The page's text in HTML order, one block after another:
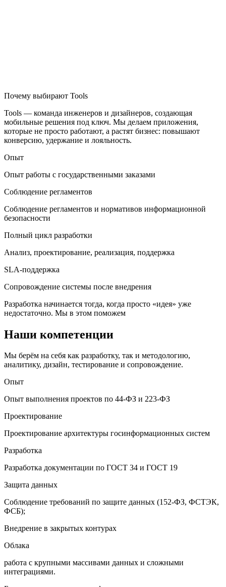
Почему выбирают Tools
Tools — команда инженеров и дизайнеров, создающая
мобильные решения под ключ. Мы делаем приложения,
которые не просто работают, а растят бизнес: повышают
конверсию, удержание и лояльность.
Опыт
Опыт работы с государственными заказами
Соблюдение регламентов
Соблюдение регламентов и нормативов информационной
безопасности
Полный цикл разработки
Анализ, проектирование, реализация, поддержка
SLA-поддержка
Сопровождение системы после внедрения
Разработка начинается тогда, когда просто «идея» уже
недостаточно. Мы в этом поможем
Наши компетенции
Мы берём на себя как разработку, так и методологию,
аналитику, дизайн, тестирование и сопровождение.
Опыт
Опыт выполнения проектов по 44-ФЗ и 223-ФЗ
Проектирование
Проектирование архитектуры госинформационных систем
Разработка
Разработка документации по ГОСТ 34 и ГОСТ 19
Защита данных
Соблюдение требований по защите данных (152-ФЗ, ФСТЭК,
ФСБ);
Внедрение в закрытых контурах
Облака
работа с крупными массивами данных и сложными
интеграциями.